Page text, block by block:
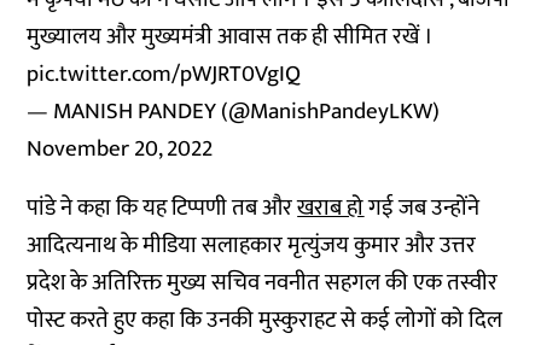
मुख्यालय और मुख्यमंत्री आवास तक ही सीमित रखें ।
pic.twitter.com/pWJRT0VgIQ
— MANISH PANDEY (@ManishPandeyLKW)
November 20, 2022
पांडे ने कहा कि यह टिप्पणी तब औरखराब होगई जब उन्होंने
आदित्यनाथ के मीडिया सलाहकार मृत्युंजय कुमार और उत्तर
प्रदेश के अतिरिक्त मुख्य सचिव नवनीत सहगल की एक तस्वीर
पोस्ट करते हुए कहा कि उनकी मुस्कुराहट से कई लोगों को दिल